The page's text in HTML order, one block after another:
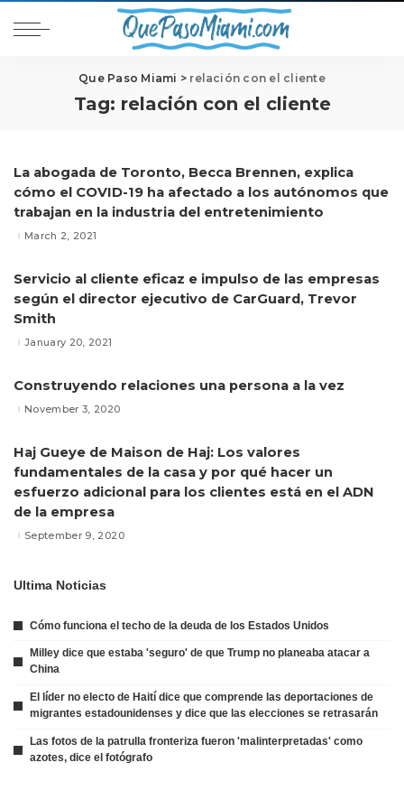
Que Paso Miami > relación con el cliente
Tag: relación con el cliente
La abogada de Toronto, Becca Brennen, explica
cómo el COVID-19 ha afectado a los autónomos que
trabajan en la industria del entretenimiento
March 2, 2021
Servicio al cliente eficaz e impulso de las empresas
según el director ejecutivo de CarGuard, Trevor
Smith
January 20, 2021
Construyendo relaciones una persona a la vez
November 3, 2020
Haj Gueye de Maison de Haj: Los valores
fundamentales de la casa y por qué hacer un
esfuerzo adicional para los clientes está en el ADN
de la empresa
September 9, 2020
Ultima Noticias
Cómo funciona el techo de la deuda de los Estados Unidos
Milley dice que estaba 'seguro' de que Trump no planeaba atacar a
China
El líder no electo de Haití dice que comprende las deportaciones de
migrantes estadounidenses y dice que las elecciones se retrasarán
Las fotos de la patrulla fronteriza fueron 'malinterpretadas' como
azotes, dice el fotógrafo